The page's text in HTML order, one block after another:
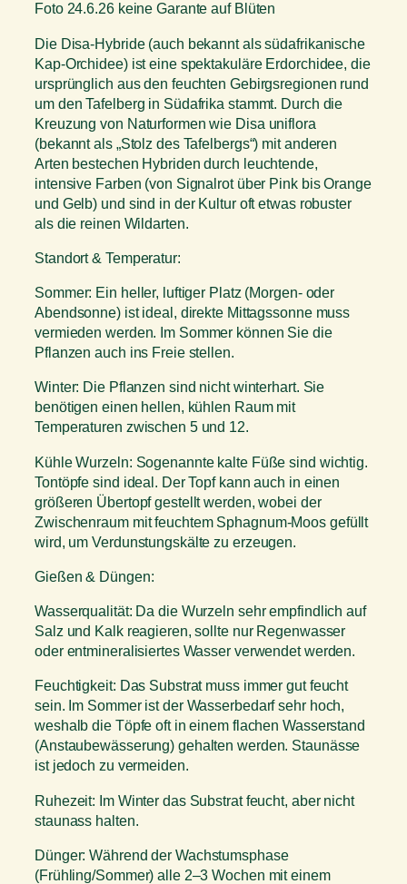
Foto 24.6.26 keine Garante auf Blüten
Die Disa-Hybride (auch bekannt als südafrikanische
Kap-Orchidee) ist eine spektakuläre Erdorchidee, die
ursprünglich aus den feuchten Gebirgsregionen rund
um den Tafelberg in Südafrika stammt. Durch die
Kreuzung von Naturformen wie Disa uniflora
(bekannt als „Stolz des Tafelbergs“) mit anderen
Arten bestechen Hybriden durch leuchtende,
intensive Farben (von Signalrot über Pink bis Orange
und Gelb) und sind in der Kultur oft etwas robuster
als die reinen Wildarten.
Standort & Temperatur:
Sommer: Ein heller, luftiger Platz (Morgen- oder
Abendsonne) ist ideal, direkte Mittagssonne muss
vermieden werden. Im Sommer können Sie die
Pflanzen auch ins Freie stellen.
Winter: Die Pflanzen sind nicht winterhart. Sie
benötigen einen hellen, kühlen Raum mit
Temperaturen zwischen 5 und 12.
Kühle Wurzeln: Sogenannte kalte Füße sind wichtig.
Tontöpfe sind ideal. Der Topf kann auch in einen
größeren Übertopf gestellt werden, wobei der
Zwischenraum mit feuchtem Sphagnum-Moos gefüllt
wird, um Verdunstungskälte zu erzeugen.
Gießen & Düngen:
Wasserqualität: Da die Wurzeln sehr empfindlich auf
Salz und Kalk reagieren, sollte nur Regenwasser
oder entmineralisiertes Wasser verwendet werden.
Feuchtigkeit: Das Substrat muss immer gut feucht
sein. Im Sommer ist der Wasserbedarf sehr hoch,
weshalb die Töpfe oft in einem flachen Wasserstand
(Anstaubewässerung) gehalten werden. Staunässe
ist jedoch zu vermeiden.
Ruhezeit: Im Winter das Substrat feucht, aber nicht
staunass halten.
Dünger: Während der Wachstumsphase
(Frühling/Sommer) alle 2–3 Wochen mit einem